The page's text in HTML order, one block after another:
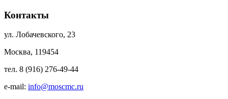
Контакты
ул. Лобачевского, 23
Москва, 119454
тел. 8 (916) 276-49-44
e-mail: info@moscmc.ru